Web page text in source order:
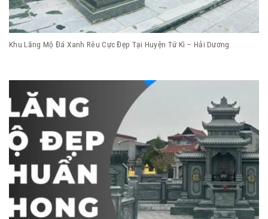
Khu Lăng Mộ Đá Xanh Rêu Cực Đẹp Tại Huyện Tứ Kì – Hải Dương